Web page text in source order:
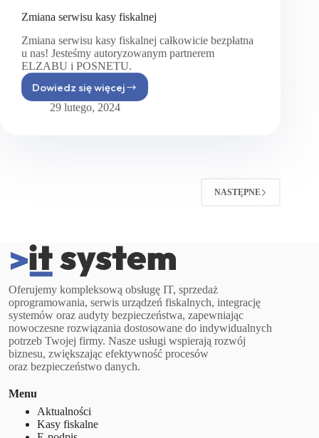
Zmiana serwisu kasy fiskalnej
Zmiana serwisu kasy fiskalnej całkowicie bezpłatna
u nas! Jesteśmy autoryzowanym partnerem
ELZABU i POSNETU.
Dowiedz się więcej
Zmiana
serwisu
29 lutego, 2024
NASTĘPNE
Oferujemy kompleksową obsługę IT, sprzedaż
oprogramowania, serwis urządzeń fiskalnych, integrację
systemów oraz audyty bezpieczeństwa, zapewniając
nowoczesne rozwiązania dostosowane do indywidualnych
potrzeb Twojej firmy. Nasze usługi wspierają rozwój
biznesu, zwiększając efektywność procesów
oraz bezpieczeństwo danych.
Menu
Aktualności
Kasy fiskalne